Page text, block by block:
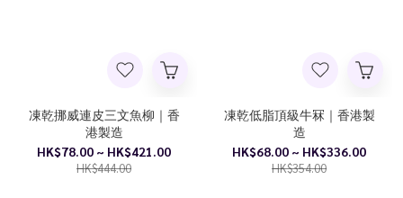
凍乾挪威連皮三文魚柳｜香
港製造
HK$78.00 ~ HK$421.00
HK$444.00
凍乾低脂頂級牛冧｜香港製
造
HK$68.00 ~ HK$336.00
HK$354.00